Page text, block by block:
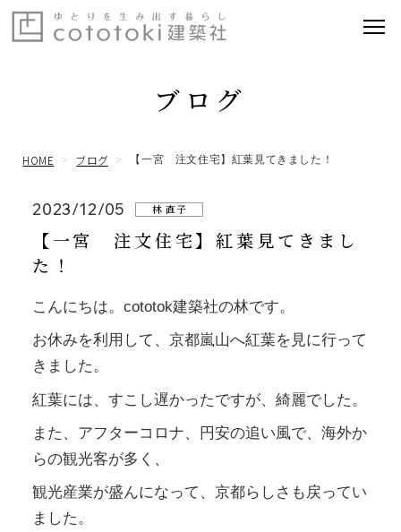
ブログ
HOME ブログ 【一宮 注文住宅】紅葉見てきました！
2023/12/05 林 直子
【一宮 注文住宅】紅葉見てきまし
た！
こんにちは。cototok建築社の林です。
お休みを利用して、京都嵐山へ紅葉を見に行って
きました。
紅葉には、すこし遅かったですが、綺麗でした。
また、アフターコロナ、円安の追い風で、海外か
らの観光客が多く、
観光産業が盛んになって、京都らしさも戻ってい
ました。